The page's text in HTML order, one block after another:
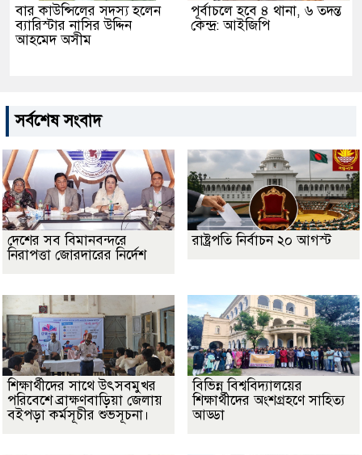
বার কাউন্সিলের সদস্য হলেন
ব্যারিস্টার নাসির উদ্দিন
আহমেদ অসীম
পূর্বাচলে হবে ৪ থানা, ৬ তদন্ত
কেন্দ্র: আইজিপি
সর্বশেষ সংবাদ
দেশের সব বিমানবন্দরে
নিরাপত্তা জোরদারের নির্দেশ
রাষ্ট্রপতি নির্বাচন ২০ আগস্ট
শিক্ষার্থীদের সাথে উৎসবমুখর
পরিবেশে ব্রাক্ষণবাড়িয়া জেলায়
বইপড়া কর্মসূচীর শুভসূচনা।
বিভিন্ন বিশ্ববিদ্যালয়ের
শিক্ষার্থীদের অংশগ্রহণে সাহিত্য
আড্ডা